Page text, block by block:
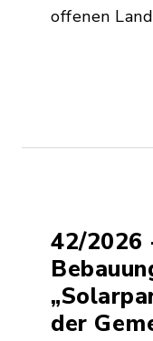
offenen
42/2026
der